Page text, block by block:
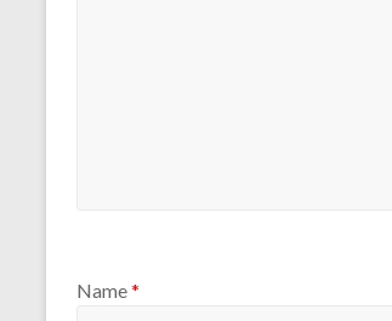
Name*